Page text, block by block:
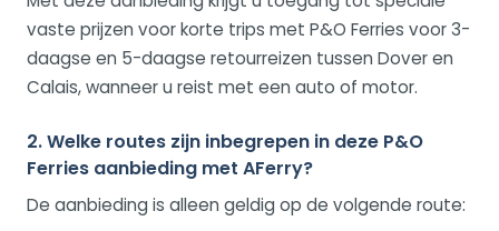
vaste prijzen voor korte trips met P&O Ferries voor 3-
daagse en 5-daagse retourreizen tussen Dover en
Calais, wanneer u reist met een auto of motor.
2. Welke routes zijn inbegrepen in deze P&O
Ferries aanbieding met AFerry?
De aanbieding is alleen geldig op de volgende route: